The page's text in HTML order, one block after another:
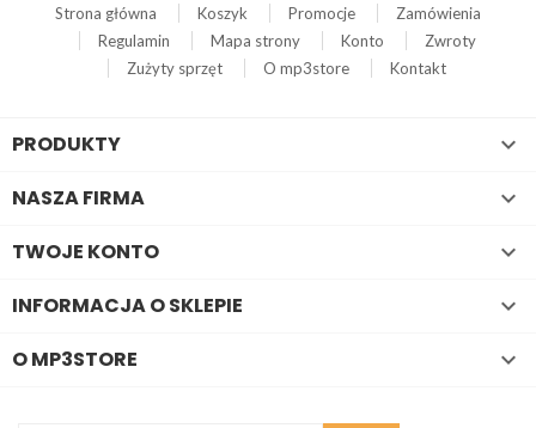
Strona główna Koszyk Promocje
Zamówienia
Regulamin
Mapa strony Konto
Zwroty
Zużyty sprzęt
O mp3store Kontakt
PRODUKTY 
NASZA FIRMA 
TWOJE KONTO 
INFORMACJA O SKLEPIE 
O MP3STORE 